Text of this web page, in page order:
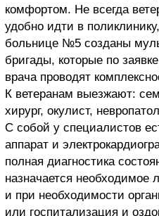
комфортом. Не всегда
удобно идти в
больнице №5 созданы
бригады, которые по
врача проводят
К ветеранам выезжают:
хирург, окулист,
C собой у специалистов
аппарат и
полная диагностика
назначается необходимое
и при необходимости
или госпитализация и